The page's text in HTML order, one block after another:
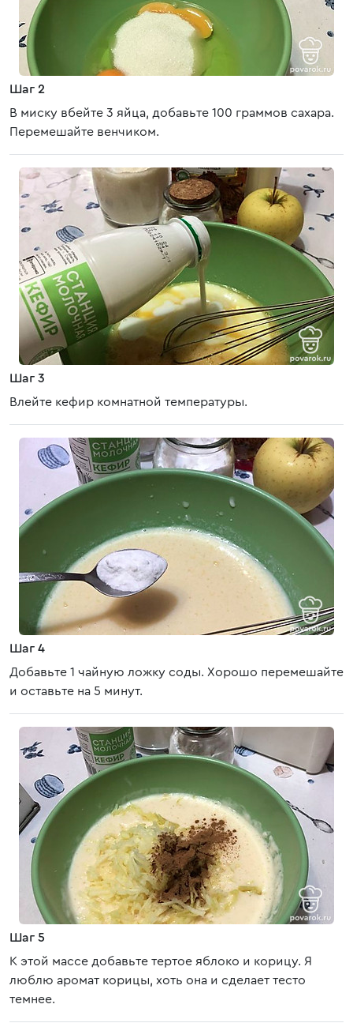
Шаг 2
В миску вбейте 3 яйца, добавьте 100 граммов сахара.
Перемешайте венчиком.
Шаг 3
Влейте кефир комнатной температуры.
Шаг 4
Добавьте 1 чайную ложку соды. Хорошо перемешайте
и оставьте на 5 минут.
Шаг 5
К этой массе добавьте тертое яблоко и корицу. Я
люблю аромат корицы, хоть она и сделает тесто
темнее.